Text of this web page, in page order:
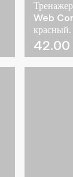
Web
красный.
42.00